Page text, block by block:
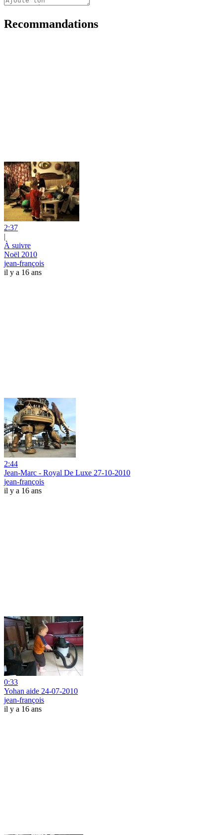
Recommandations
2:37
|
À suivre
Noël 2010
jean-françois
il y a 16 ans
2:44
Jean-Marc - Royal De Luxe 27-10-2010
jean-françois
il y a 16 ans
0:33
Yohan aide 24-07-2010
jean-françois
il y a 16 ans